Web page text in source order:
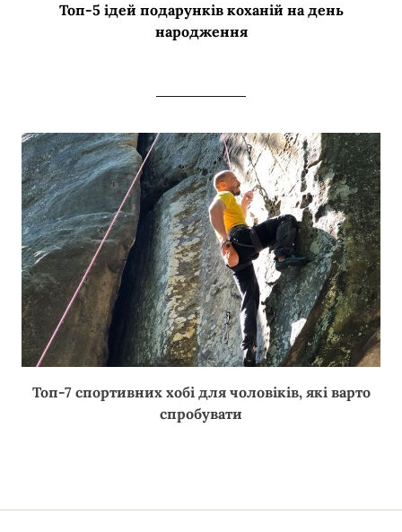
Топ-5 ідей подарунків коханій на день
народження
Топ-7 спортивних хобі для чоловіків, які варто
спробувати